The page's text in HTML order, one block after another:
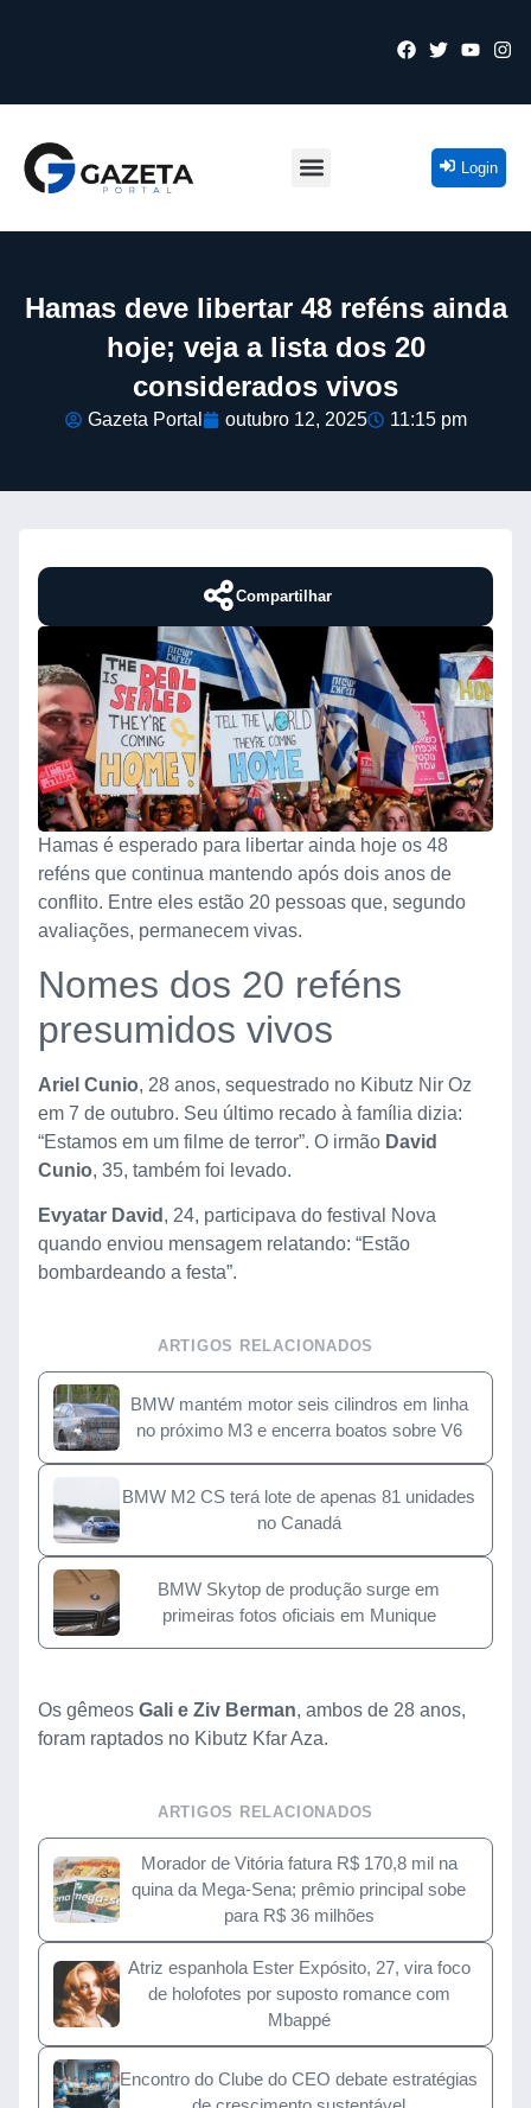
Login
Hamas deve libertar 48 reféns ainda
hoje; veja a lista dos 20
considerados vivos
Gazeta Portal outubro 12, 2025 11:15 pm
Compartilhar
Hamas é esperado para libertar ainda hoje os 48
reféns que continua mantendo após dois anos de
conflito. Entre eles estão 20 pessoas que, segundo
avaliações, permanecem vivas.
Nomes dos 20 reféns
presumidos vivos
Ariel Cunio, 28 anos, sequestrado no Kibutz Nir Oz
em 7 de outubro. Seu último recado à família dizia:
“Estamos em um filme de terror”. O irmão David
Cunio, 35, também foi levado.
Evyatar David , 24, participava do festival Nova
quando enviou mensagem relatando: “Estão
bombardeando a festa”.
ARTIGOS RELACIONADOS
BMW mantém motor seis cilindros em linha
no próximo M3 e encerra boatos sobre V6
BMW M2 CS terá lote de apenas 81 unidades
no Canadá
BMW Skytop de produção surge em
primeiras fotos oficiais em Munique
Os gêmeos Gali e Ziv Berman, ambos de 28 anos,
foram raptados no Kibutz Kfar Aza.
ARTIGOS RELACIONADOS
Morador de Vitória fatura R$ 170,8 mil na
quina da Mega-Sena; prêmio principal sobe
para R$ 36 milhões
Atriz espanhola Ester Expósito, 27, vira foco
de holofotes por suposto romance com
Mbappé
Encontro do Clube do CEO debate estratégias